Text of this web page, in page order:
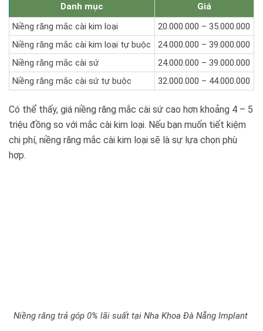
Danh mục
Giá
Niềng răng mắc cài kim loại
20.000.000 – 35.000.000
Niềng răng mắc cài kim loại tự buộc
24.000.000 – 39.000.000
Niềng răng mắc cài sứ
24.000.000 – 39.000.000
Niềng răng mắc cài sứ tự buộc
32.000.000 – 44.000.000
Có thể thấy, giá niềng răng mắc cài sứ cao hơn khoảng 4 – 5
triệu đồng so với mắc cài kim loại. Nếu bạn muốn tiết kiệm
chi phí, niềng răng mắc cài kim loại sẽ là sự lựa chọn phù
hợp.
Niềng răng trả góp 0% lãi suất tại Nha Khoa Đà Nẵng Implant